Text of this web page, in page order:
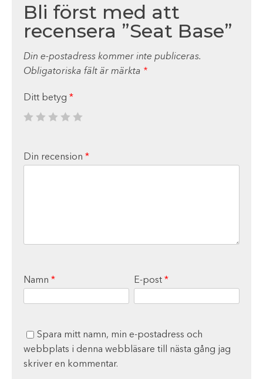
Bli först med att
recensera ”Seat Base”
Din e-postadress kommer inte publiceras.
Obligatoriska fält är märkta *
Ditt betyg *
Din recension *
Namn * E-post *
Spara mitt namn, min e-postadress och
webbplats i denna webbläsare till nästa gång jag
skriver en kommentar.